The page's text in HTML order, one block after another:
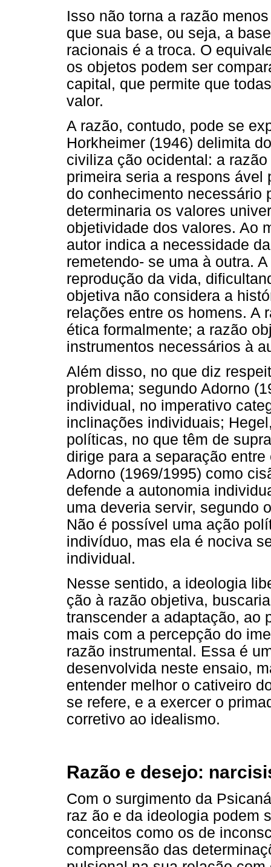
Isso não torna a razão
que sua base, ou seja, a
racionais é a troca. O
os objetos podem ser
capital, que permite que
valor.
A razão, contudo, pode se
Horkheimer (1946) delimita
civiliza ção ocidental: a
primeira seria a respons
do conhecimento necessário
determinaria os valores
objetividade dos valores. Ao
autor indica a necessidade
remetendo- se uma à outra.
reprodução da vida,
objetiva não considera a
relações entre os homens. A
ética formalmente; a razão
instrumentos necessários à
Além disso, no que diz
problema; segundo Adorno
individual, no imperativo
inclinações individuais;
políticas, no que têm de
dirige para a separação
Adorno (1969/1995) como
defende a autonomia
uma deveria servir, segundo
Não é possível uma ação
indivíduo, mas ela é nociva
individual.
Nesse sentido, a ideologia
ção à razão objetiva,
transcender a adaptação, ao
mais com a percepção do
razão instrumental. Essa é
desenvolvida neste ensaio,
entender melhor o cativeiro
se refere, e a exercer o
corretivo ao idealismo.
Razão e desejo:
Com o surgimento da
raz ão e da ideologia podem
conceitos como os de
compreensão das